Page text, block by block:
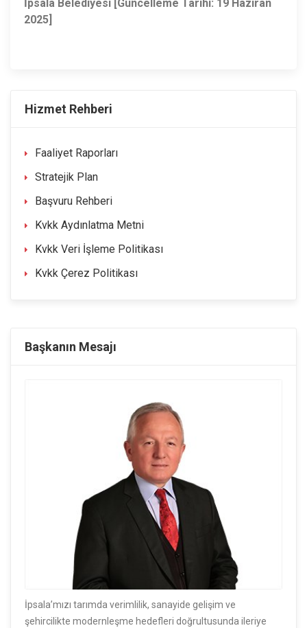
İpsala Belediyesi [Güncelleme Tarihi: 19 Haziran
2025]
Hizmet Rehberi
Faaliyet Raporları
Stratejik Plan
Başvuru Rehberi
Kvkk Aydınlatma Metni
Kvkk Veri İşleme Politikası
Kvkk Çerez Politikası
Başkanın Mesajı
İpsala’mızı tarımda verimlilik, sanayide gelişim ve
şehircilikte modernleşme hedefleri doğrultusunda ileriye